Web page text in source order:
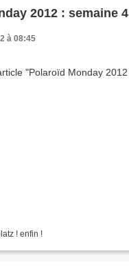
2012 : semaine 4
à 08:45
! enfin !